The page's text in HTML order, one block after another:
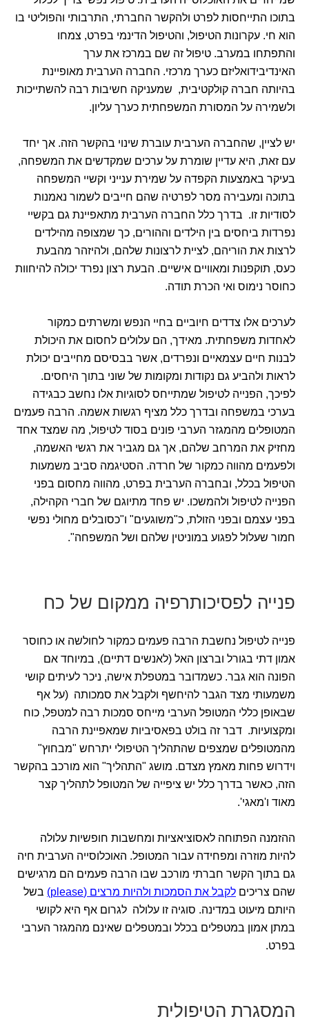
בתוכו התייחסות לפרט ולהקשר החברתי, התרבותי והפוליטי בו
הוא חי. עקרונות הטיפול, והטיפול הדינמי בפרט, צמחו
והתפתחו במערב. טיפול זה שם במרכז את ערך
האינדיבידואליזם כערך מרכזי. החברה הערבית מאופיינת
בהיותה חברה קולקטיבית, שמעניקה חשיבות רבה להשתייכות
ולשמירה על המסורת המשפחתית כערך עליון.
יש לציין, שהחברה הערבית עוברת שינוי בהקשר הזה. אך יחד
עם זאת, היא עדיין שומרת על ערכים שמקדשים את המשפחה,
בעיקר באמצעות הקפדה על שמירת ענייני וקשיי המשפחה
בתוכה ומעבירה מסר לפרטיה שהם חייבים לשמור נאמנות
לסודיות זו. בדרך כלל החברה הערבית מתאפיינת גם בקשיי
נפרדות ביחסים בין הילדים וההורים, כך שמצופה מהילדים
לרצות את הוריהם, לציית לרצונות שלהם, ולהיזהר מהבעת
כעס, תוקפנות ומאוויים אישיים. הבעת רצון נפרד יכולה להיחוות
כחוסר נימוס ואי הכרת תודה.
לערכים אלו צדדים חיוביים בחיי הנפש ומשרתים כמקור
לאחדות משפחתית. מאידך, הם עלולים לחסום את היכולת
לבנות חיים עצמאיים ונפרדים, אשר בבסיסם מחייבים יכולת
לראות ולהביע גם נקודות ומקומות של שוני בתוך היחסים.
לפיכך, הפנייה לטיפול שמתייחס לסוגיות אלו נחשב כבגידה
בערכי במשפחה ובדרך כלל מציף רגשות אשמה. הרבה פעמים
המטופלים מהמגזר הערבי פונים בסוד לטיפול, מה שמצד אחד
מחזיק את המרחב שלהם, אך גם מגביר את רגשי האשמה,
ולפעמים מהווה כמקור של חרדה. הסטיגמה סביב משמעות
הטיפול בכלל, ובחברה הערבית בפרט, מהווה מחסום בפני
הפנייה לטיפול ולהמשכו. יש פחד מתיוגם של חברי הקהילה,
בפני עצמם ובפני הזולת, כ"משוגעים" ו"כסובלים מחולי נפשי
חמור שעלול לפגוע במוניטין שלהם ושל המשפחה".
פנייה לפסיכותרפיה ממקום של כח
פנייה לטיפול נחשבת הרבה פעמים כמקור לחולשה או כחוסר
אמון דתי בגורל וברצון האל (לאנשים דתיים), במיוחד אם
הפונה הוא גבר. כשמדובר במטפלת אישה, ניכר לעיתים קושי
משמעותי מצד הגבר להיחשף ולקבל את סמכותה (על אף
שבאופן כללי המטופל הערבי מייחס סמכות רבה למטפל, כוח
ומקצועיות. דבר זה בולט בפאסיביות שמאפיינת הרבה
מהמטופלים שמצפים שהתהליך הטיפולי יתרחש "מבחוץ"
וידרוש פחות מאמץ מצדם. מושג "התהליך" הוא מורכב בהקשר
הזה, כאשר בדרך כלל יש ציפייה של המטופל לתהליך קצר
מאוד ו'מאגי'.
ההזמנה הפתוחה לאסוציאציות ומחשבות חופשיות עלולה
להיות מוזרה ומפחידה עבור המטופל. האוכלוסייה הערבית חיה
גם בתוך הקשר חברתי מורכב שבו הרבה פעמים הם מרגישים
שהם צריכים לקבל את הסמכות ולהיות מרצים (please)
בשל
היותם מיעוט במדינה. סוגיה זו עלולה לגרום אף היא לקושי
במתן אמון במטפלים בכלל ובמטפלים שאינם מהמגזר הערבי
בפרט.
המסגרת הטיפולית